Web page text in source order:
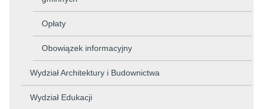
Opłaty
Obowiązek informacyjny
Wydział Architektury i Budownictwa
Wydział Edukacji